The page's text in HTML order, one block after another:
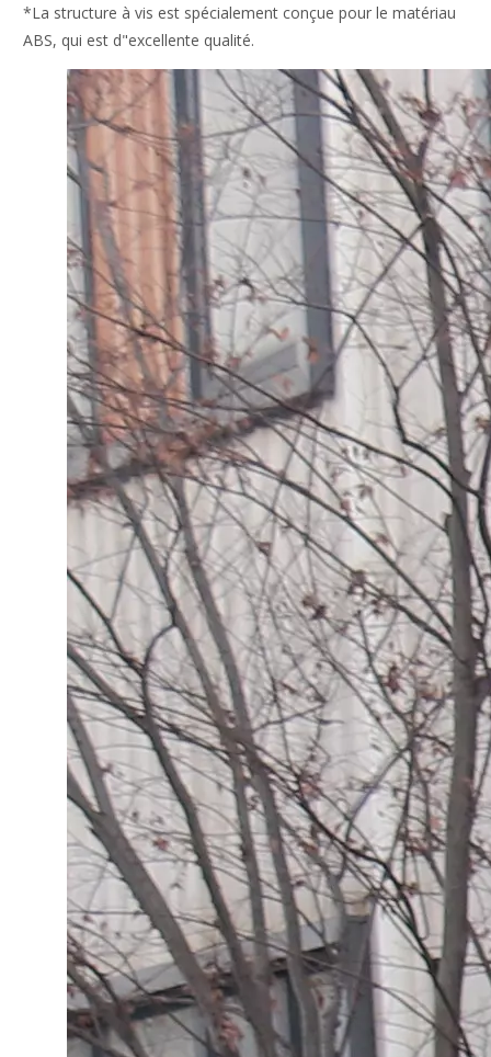
*La structure à vis est spécialement conçue pour le matériau
ABS, qui est d"excellente qualité.